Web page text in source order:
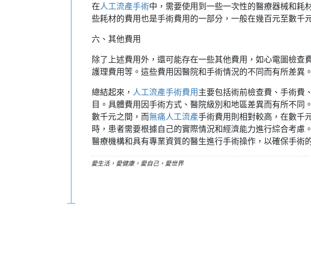
在人工流產手術中，需要使用到一些一次性的醫療器械和耗
些耗材的費用也是手術費用的一部分，一般在幾百元至數千
六、其他費用
除了上述費用外，還可能存在一些其他費用，如心電圖檢查
護理費用等。這些費用因醫院和手術情況的不同而有所差異。
總結起來， 人工流產手術費用主要包括術前檢查費、手術費
目。具體費用因手術方式、醫院級別和地區差異而有所不同
數千元之間，而無痛人工流產手術費用則相對較高，在數千
時，患者需要根據自己的實際情況和經濟能力進行綜合考慮
醫療機構和具有專業資質的醫生進行手術操作，以確保手術
愛生活，愛健康，愛自己，愛世界